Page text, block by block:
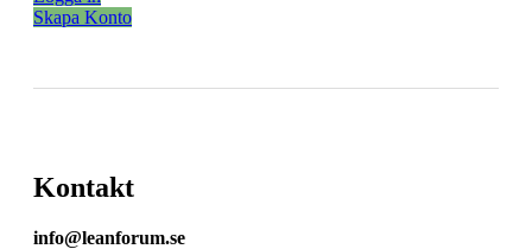
Skapa Konto
Kontakt
info@leanforum.se